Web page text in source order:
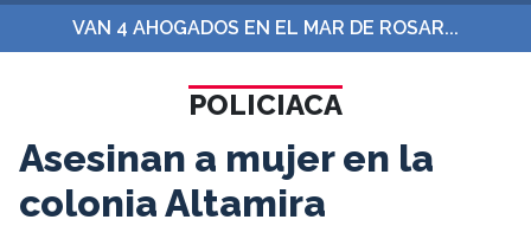
VAN 4 AHOGADOS EN EL MAR DE ROSAR...
POLICIACA
Asesinan a mujer en la
colonia Altamira